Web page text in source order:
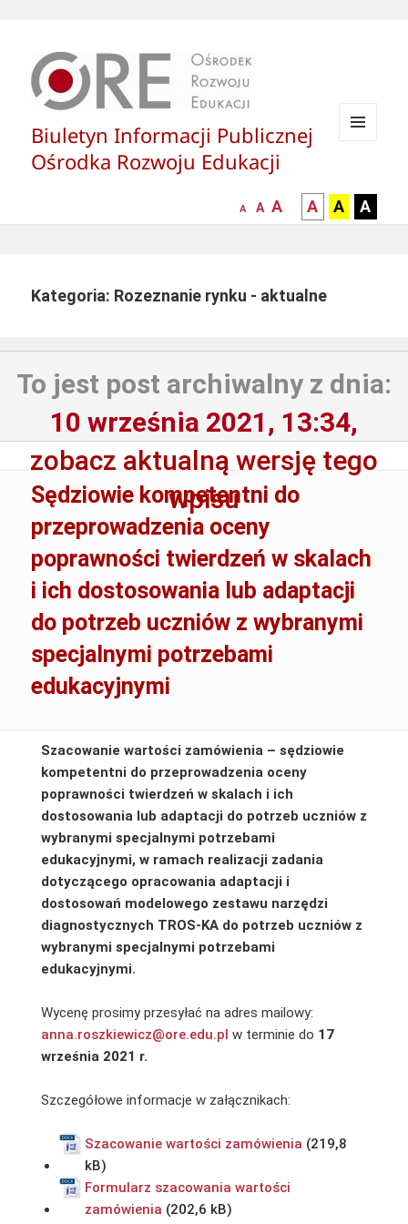
Biuletyn Informacji Publicznej
Ośrodka Rozwoju Edukacji
mniejsza
A
normalna
A
większa-
czcionka
A
kontrast
czarny
tle
A
kontrast
czarny
A
żółty
A
Kategoria: Rozeznanie rynku - aktualne
To jest post archiwalny z dnia:
10 września 2021, 13:34,
zobacz aktualną wersję tego
wpisu
Sędziowie kompetentni do
przeprowadzenia oceny
poprawności twierdzeń w skalach
i ich dostosowania lub adaptacji
do potrzeb uczniów z wybranymi
specjalnymi potrzebami
edukacyjnymi
Szacowanie wartości zamówienia – sędziowie
kompetentni do przeprowadzenia oceny
poprawności twierdzeń w skalach i ich
dostosowania lub adaptacji do potrzeb uczniów z
wybranymi specjalnymi potrzebami
edukacyjnymi, w ramach realizacji zadania
dotyczącego opracowania adaptacji i
dostosowań modelowego zestawu narzędzi
diagnostycznych TROS-KA do potrzeb uczniów z
wybranymi specjalnymi potrzebami
edukacyjnymi.
Wycenę prosimy przesyłać na adres mailowy:
anna.roszkiewicz@ore.edu.pl w terminie do 17
września 2021 r.
Szczegółowe informacje w załącznikach:
Szacowanie wartości zamówienia
Formularz szacowania wartości
zamówienia